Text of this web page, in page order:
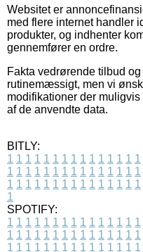
Websitet er
med flere internet handler
produkter, og indhenter
gennemfører en ordre.
Fakta vedrørende tilbud
rutinemæssigt, men vi
modifikationer der
af de anvendte data.
BITLY:
1 1 1 1 1 1 1 1 1 1 1 1 1 1 1
1 1 1 1 1 1 1 1 1 1 1 1 1 1 1
1 1 1 1 1 1 1 1 1 1 1 1 1 1 1
1
SPOTIFY:
1 1 1 1 1 1 1 1 1 1 1 1 1 1 1
1 1 1 1 1 1 1 1 1 1 1 1 1 1 1
1 1 1 1 1 1 1 1 1 1 1 1 1 1 1